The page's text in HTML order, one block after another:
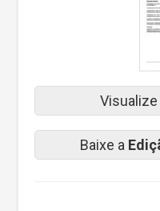
Visualize
Baixe a